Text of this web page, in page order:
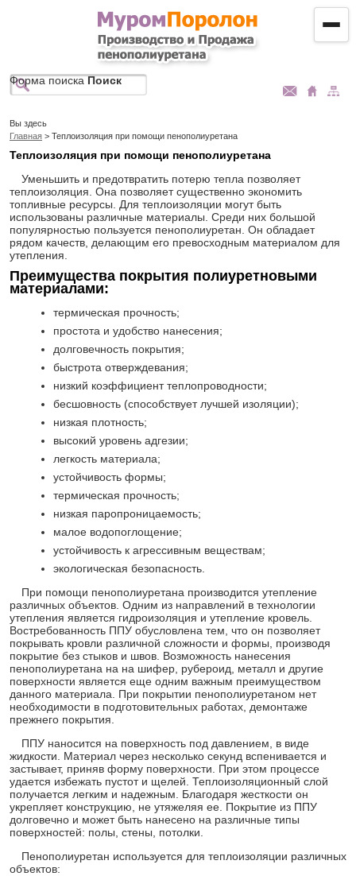
Форма поиска Поиск
Вы здесь
Главная > Теплоизоляция при помощи пенополиуретана
Теплоизоляция при помощи пенополиуретана
Уменьшить и предотвратить потерю тепла позволяет
теплоизоляция. Она позволяет существенно экономить
топливные ресурсы. Для теплоизоляции могут быть
использованы различные материалы. Среди них большой
популярностью пользуется пенополиуретан. Он обладает
рядом качеств, делающим его превосходным материалом для
утепления.
Преимущества покрытия полиуретновыми
материалами:
термическая прочность;
простота и удобство нанесения;
долговечность покрытия;
быстрота отверждевания;
низкий коэффициент теплопроводности;
бесшовность (способствует лучшей изоляции);
низкая плотность;
высокий уровень адгезии;
легкость материала;
устойчивость формы;
термическая прочность;
низкая паропроницаемость;
малое водопоглощение;
устойчивость к агрессивным веществам;
экологическая безопасность.
При помощи пенополиуретана производится утепление
различных объектов. Одним из направлений в технологии
утепления является гидроизоляция и утепление кровель.
Востребованность ППУ обусловлена тем, что он позволяет
покрывать кровли различной сложности и формы, производя
покрытие без стыков и швов. Возможность нанесения
пенополиуретана на на шифер, рубероид, металл и другие
поверхности является еще одним важным преимуществом
данного материала. При покрытии пенополиуретаном нет
необходимости в подготовительных работах, демонтаже
прежнего покрытия.
ППУ наносится на поверхность под давлением, в виде
жидкости. Материал через несколько секунд вспенивается и
застывает, приняв форму поверхности. При этом процессе
удается избежать пустот и щелей. Теплоизоляционный слой
получается легким и надежным. Благодаря жесткости он
укрепляет конструкцию, не утяжеляя ее. Покрытие из ППУ
долговечно и может быть нанесено на различные типы
поверхностей: полы, стены, потолки.
Пенополиуретан используется для теплоизоляции различных
объектов: